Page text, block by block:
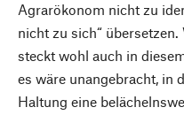
Agrarökonom nicht zu
nicht zu sich“
steckt wohl auch in
es wäre unangebracht, in
Haltung eine